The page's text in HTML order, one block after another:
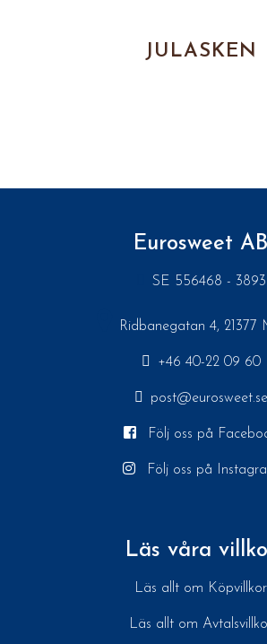
JULASKEN
Eurosweet AB
SE 556468 - 3893
Ridbanegatan 4, 21377
+46 40-22 09 60
post@eurosweet.se
Följ oss på
Följ oss på
Läs våra
Läs allt om Köpvillkor
Läs allt om